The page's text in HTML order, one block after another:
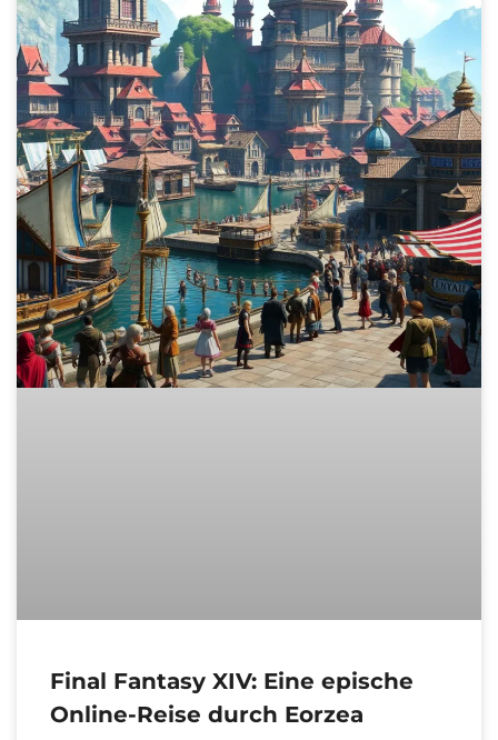
Final Fantasy XIV: Eine epische
Online-Reise durch Eorzea